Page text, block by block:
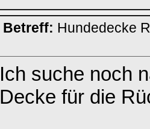
Betreff: Hundedecke
Ich suche noch
Decke für die